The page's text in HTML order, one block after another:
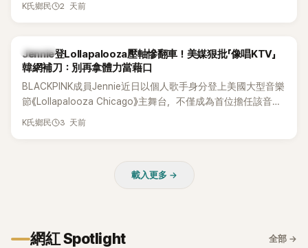
K氏鄉民 2 天前
K-POP
Jennie登Lollapalooza壓軸慘翻車！美媒狠批「像唱KTV」
韓網補刀：別再拿體力當藉口
BLACKPINK成員Jennie近日以個人歌手身分登上美國大型音樂
節《Lollapalooza Chicago》主舞台，不僅成為首位擔任該音樂
節Headliner（壓軸主秀）的K-POP女SOLO歌手，寫下全新紀
K氏鄉民 3 天前
載入更多 →
網紅 Spotlight 全部 →